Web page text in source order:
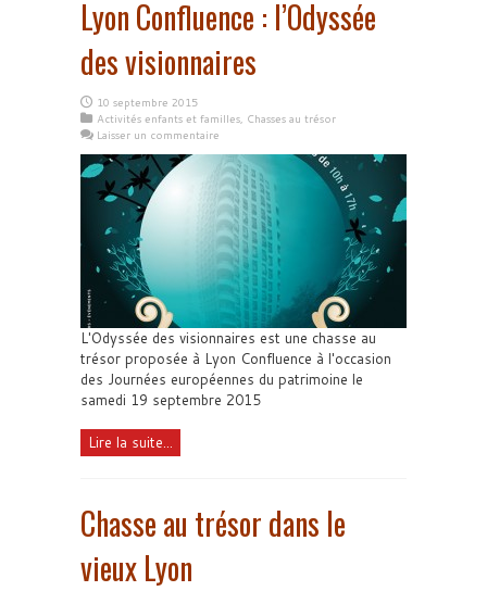
Lyon Confluence : l’Odyssée
des visionnaires
10 septembre 2015
Activités enfants et familles, Chasses au trésor
Laisser un commentaire
L'Odyssée des visionnaires est une chasse au
trésor proposée à Lyon Confluence à l'occasion
des Journées européennes du patrimoine le
samedi 19 septembre 2015
Lire la suite...
Chasse au trésor dans le
vieux Lyon